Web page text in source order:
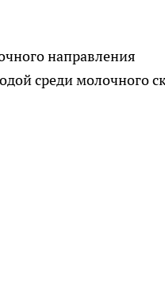
направления
среди молочного